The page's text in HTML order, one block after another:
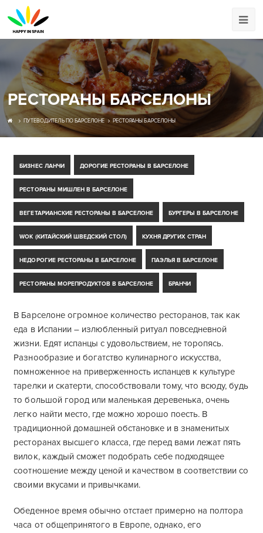
РЕСТОРАНЫ БАРСЕЛОНЫ
ПУТЕВОДИТЕЛЬ ПО БАРСЕЛОНЕ РЕСТОРАНЫ БАРСЕЛОНЫ
БИЗНЕС ЛАНЧИ ДОРОГИЕ РЕСТОРАНЫ В БАРСЕЛОНЕ
РЕСТОРАНЫ МИШЛЕН В БАРСЕЛОНЕ
ВЕГЕТАРИАНСКИЕ РЕСТОРАНЫ В БАРСЕЛОНЕ БУРГЕРЫ В БАРСЕЛОНЕ
WOK (КИТАЙСКИЙ ШВЕДСКИЙ СТОЛ) КУХНЯ ДРУГИХ СТРАН
НЕДОРОГИЕ РЕСТОРАНЫ В БАРСЕЛОНЕ ПАЭЛЬЯ В БАРСЕЛОНЕ
РЕСТОРАНЫ МОРЕПРОДУКТОВ В БАРСЕЛОНЕ БРАНЧИ
В Барселоне огромное количество ресторанов, так как
еда в Испании – излюбленный ритуал повседневной
жизни. Едят испанцы с удовольствием, не торопясь.
Разнообразие и богатство кулинарного искусства,
помноженное на приверженность испанцев к культуре
тарелки и скатерти, способствовали тому, что всюду, будь
то большой город или маленькая деревенька, очень
легко найти место, где можно хорошо поесть. В
традиционной домашней обстановке и в знаменитых
ресторанах высшего класса, где перед вами лежат пять
вилок, каждый сможет подобрать себе подходящее
соотношение между ценой и качеством в соответствии со
своими вкусами и привычками.
Обеденное время обычно отстает примерно на полтора
часа от общепринятого в Европе, однако, его